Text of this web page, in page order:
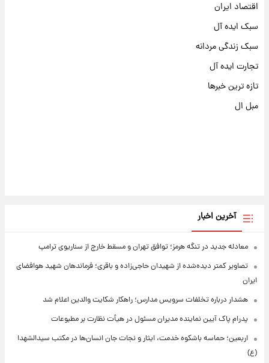
اقتصاد ایران
سبک ایده آل
سبک زندگی مردانه
تجارت ایده آل
تازه ترین خبرها
مبل ال
آخرین اخبار
معادله جدید در تنگه هرمز؛ توافق تهران و مسقط خارج از سناریوی ترامپ
تصاویر کمتر دیده‌شده از شهیدان حاجی‌زاده و باقری؛ فرماندهان شهید هوافضای
ایران
هشدار درباره تخلفات سرویس مدارس؛ راهکار شکایت والدین اعلام شد
پدرام پاک آیین نماینده مدیران مسئول در هیأت نظارت بر مطبوعات
اربعین؛ حماسه باشکوه خدمت، ایثار و نجات جان انسان‌ها در مکتب سیدالشهدا
(ع)